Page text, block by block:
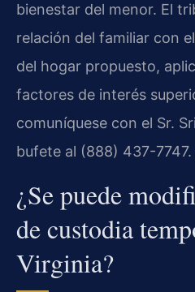
bienestar del menor. El
relación del familiar con
del hogar propuesto,
factores de interés
comuníquese con el Sr.
bufete al (888) 437-7747.
¿Se puede
de custodia
Virginia?